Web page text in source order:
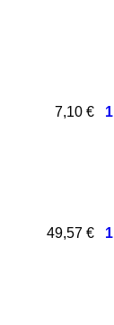
7,10 € 1
49,57 € 1